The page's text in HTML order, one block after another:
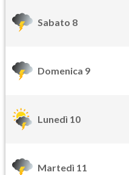
Sabato 8
Domenica 9
Lunedì 10
Martedì 11